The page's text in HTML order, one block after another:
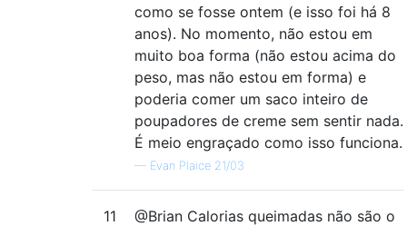
como se fosse ontem (e isso foi há 8
anos). No momento, não estou em
muito boa forma (não estou acima do
peso, mas não estou em forma) e
poderia comer um saco inteiro de
poupadores de creme sem sentir nada.
É meio engraçado como isso funciona.
— Evan Plaice 21/03
11
@Brian Calorias queimadas não são o